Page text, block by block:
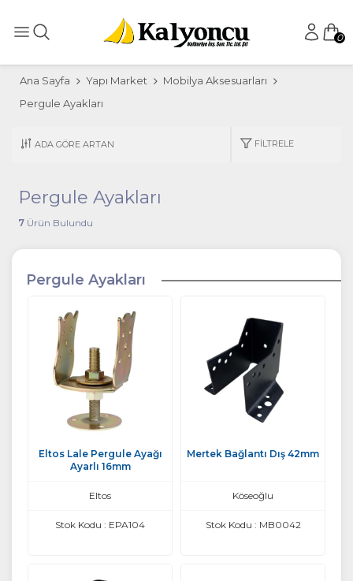
0
Ana Sayfa Yapı Market
Mobilya Aksesuarları
Pergule Ayakları
FILTRELE
Pergule Ayakları
7Ürün Bulundu
Pergule Ayakları
Eltos Lale Pergule Ayağı
Ayarlı 16mm
Eltos
Stok Kodu : EPA104
Mertek Bağlantı Dış 42mm
Köseoğlu
Stok Kodu : MB0042